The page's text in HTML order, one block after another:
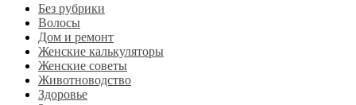
Без рубрики
Волосы
Дом и ремонт
Женские калькуляторы
Женские советы
Животноводство
Здоровье